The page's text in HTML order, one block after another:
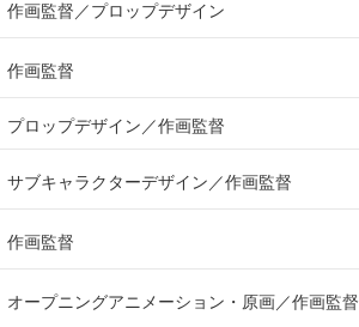
作画監督 プロップデザイン
作画監督
プロップデザイン 作画監督
サブキャラクターデザイン 作画監督
作画監督
オープニングアニメーション・原画 作画監督